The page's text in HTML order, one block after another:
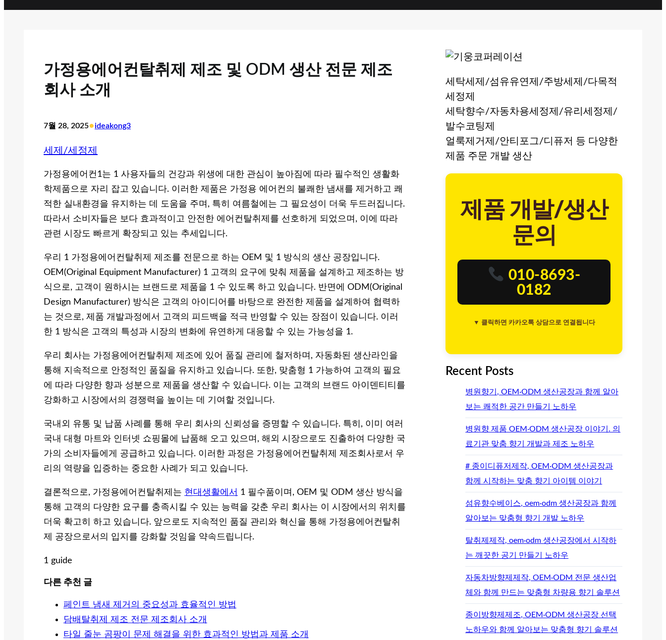
가정용에어컨탈취제 제조 및 ODM 생산 전문 제조
회사 소개
7월 28, 2025•ideakong3
세제/세정제
가정용에어컨1는 1 사용자들의 건강과 위생에 대한 관심이 높아짐에 따라 필수적인 생활화
학제품으로 자리 잡고 있습니다. 이러한 제품은 가정용 에어컨의 불쾌한 냄새를 제거하고 쾌
적한 실내환경을 유지하는 데 도움을 주며, 특히 여름철에는 그 필요성이 더욱 두드러집니다.
따라서 소비자들은 보다 효과적이고 안전한 에어컨탈취제를 선호하게 되었으며, 이에 따라
관련 시장도 빠르게 확장되고 있는 추세입니다.
우리 1 가정용에어컨탈취제 제조를 전문으로 하는 OEM 및 1 방식의 생산 공장입니다.
OEM(Original Equipment Manufacturer) 1 고객의 요구에 맞춰 제품을 설계하고 제조하는 방
식으로, 고객이 원하시는 브랜드로 제품을 1 수 있도록 하고 있습니다. 반면에 ODM(Original
Design Manufacturer) 방식은 고객의 아이디어를 바탕으로 완전한 제품을 설계하여 협력하
는 것으로, 제품 개발과정에서 고객의 피드백을 적극 반영할 수 있는 장점이 있습니다. 이러
한 1 방식은 고객의 특성과 시장의 변화에 유연하게 대응할 수 있는 가능성을 1.
우리 회사는 가정용에어컨탈취제 제조에 있어 품질 관리에 철저하며, 자동화된 생산라인을
통해 지속적으로 안정적인 품질을 유지하고 있습니다. 또한, 맞춤형 1 가능하여 고객의 필요
에 따라 다양한 향과 성분으로 제품을 생산할 수 있습니다. 이는 고객의 브랜드 아이덴티티를
강화하고 시장에서의 경쟁력을 높이는 데 기여할 것입니다.
국내외 유통 및 납품 사례를 통해 우리 회사의 신뢰성을 증명할 수 있습니다. 특히, 이미 여러
국내 대형 마트와 인터넷 쇼핑몰에 납품해 오고 있으며, 해외 시장으로도 진출하여 다양한 국
가의 소비자들에게 공급하고 있습니다. 이러한 과정은 가정용에어컨탈취제 제조회사로서 우
리의 역량을 입증하는 중요한 사례가 되고 있습니다.
결론적으로, 가정용에어컨탈취제는 현대생활에서 1 필수품이며, OEM 및 ODM 생산 방식을
통해 고객의 다양한 요구를 충족시킬 수 있는 능력을 갖춘 우리 회사는 이 시장에서의 위치를
더욱 확고히 하고 있습니다. 앞으로도 지속적인 품질 관리와 혁신을 통해 가정용에어컨탈취
제 공장으로서의 입지를 강화할 것임을 약속드립니다.
1 guide
다른 추천 글
페인트 냄새 제거의 중요성과 효율적인 방법
담배탈취제 제조 전문 제조회사 소개
타일 줄눈 곰팡이 문제 해결을 위한 효과적인 방법과 제품 소개
세탁세제/섬유유연제/주방세제/다목적
세정제
세탁향수/자동차용세정제/유리세정제/
발수코팅제
얼룩제거제/안티포그/디퓨저 등 다양한
제품 주문 개발 생산
제품 개발/생산
문의
010-8693-
0182
▼ 클릭하면 카카오톡 상담으로 연결됩니다
Recent Posts
병원향기, OEM·ODM 생산공장과 함께 알아
보는 쾌적한 공간 만들기 노하우
병원향 제품 OEM·ODM 생산공장 이야기. 의
료기관 맞춤 향기 개발과 제조 노하우
# 종이디퓨저제작, OEM·ODM 생산공장과
함께 시작하는 맞춤 향기 아이템 이야기
섬유향수베이스, oem·odm 생산공장과 함께
알아보는 맞춤형 향기 개발 노하우
탈취제제작, oem·odm 생산공장에서 시작하
는 깨끗한 공기 만들기 노하우
자동차방향제제작, OEM·ODM 전문 생산업
체와 함께 만드는 맞춤형 차량용 향기 솔루션
종이방향제제조, OEM·ODM 생산공장 선택
노하우와 함께 알아보는 맞춤형 향기 솔루션